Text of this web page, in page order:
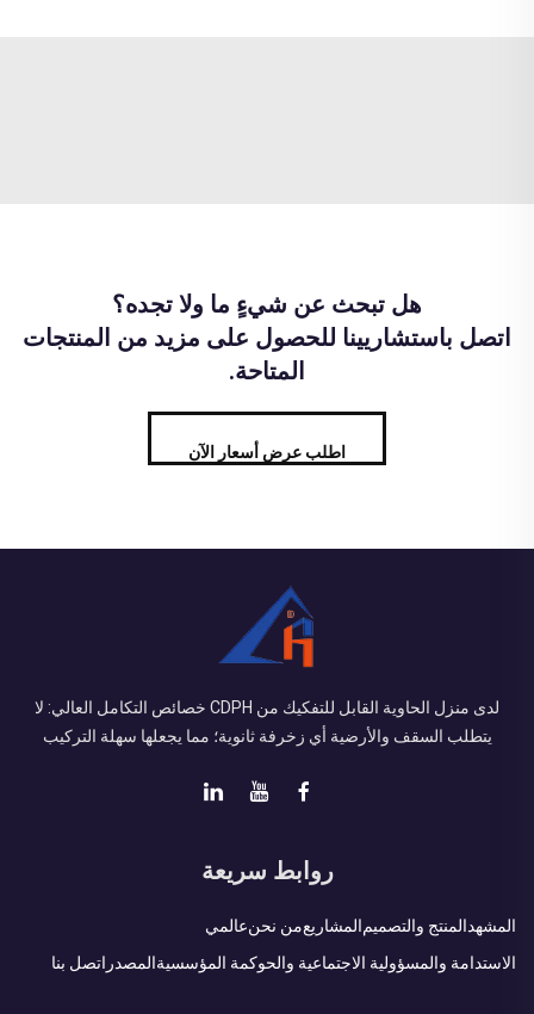
هل تبحث عن شيءٍ ما ولا تجده؟
اتصل باستشاريينا للحصول على مزيد من المنتجات
المتاحة.
اطلب عرض أسعار الآن
لدى منزل الحاوية القابل للتفكيك من CDPH خصائص التكامل العالي: لا
يتطلب السقف والأرضية أي زخرفة ثانوية؛ مما يجعلها سهلة التركيب
روابط سريعة
المشهدالمنتج والتصميمالمشاريعمن نحنعالمي
الاستدامة والمسؤولية الاجتماعية والحوكمة المؤسسيةالمصدر اتصل بنا